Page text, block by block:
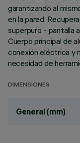
garantizando al
en la pared.
superpuro - pantalla
Cuerpo principal de
conexión eléctrica y
necesidad de
DIMENSIONES
General (mm)